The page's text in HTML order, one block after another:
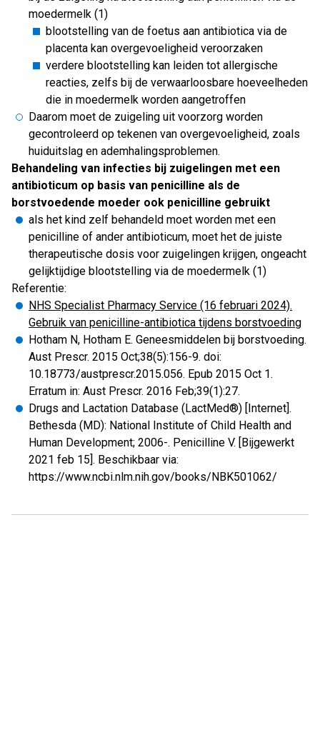
moedermelk (1)
blootstelling van de foetus aan antibiotica via de
placenta kan overgevoeligheid veroorzaken
verdere blootstelling kan leiden tot allergische
reacties, zelfs bij de verwaarloosbare hoeveelheden
die in moedermelk worden aangetroffen
Daarom moet de zuigeling uit voorzorg worden
gecontroleerd op tekenen van overgevoeligheid, zoals
huiduitslag en ademhalingsproblemen.
Behandeling van infecties bij zuigelingen met een
antibioticum op basis van penicilline als de
borstvoedende moeder ook penicilline gebruikt
als het kind zelf behandeld moet worden met een
penicilline of ander antibioticum, moet het de juiste
therapeutische dosis voor zuigelingen krijgen, ongeacht
gelijktijdige blootstelling via de moedermelk (1)
Referentie:
NHS Specialist Pharmacy Service (16 februari 2024).
Gebruik van penicilline-antibiotica tijdens borstvoeding
Hotham N, Hotham E. Geneesmiddelen bij borstvoeding.
Aust Prescr. 2015 Oct;38(5):156-9. doi:
10.18773/austprescr.2015.056. Epub 2015 Oct 1.
Erratum in: Aust Prescr. 2016 Feb;39(1):27.
Drugs and Lactation Database (LactMed®) [Internet].
Bethesda (MD): National Institute of Child Health and
Human Development; 2006-. Penicilline V. [Bijgewerkt
2021 feb 15]. Beschikbaar via:
https://www.ncbi.nlm.nih.gov/books/NBK501062/